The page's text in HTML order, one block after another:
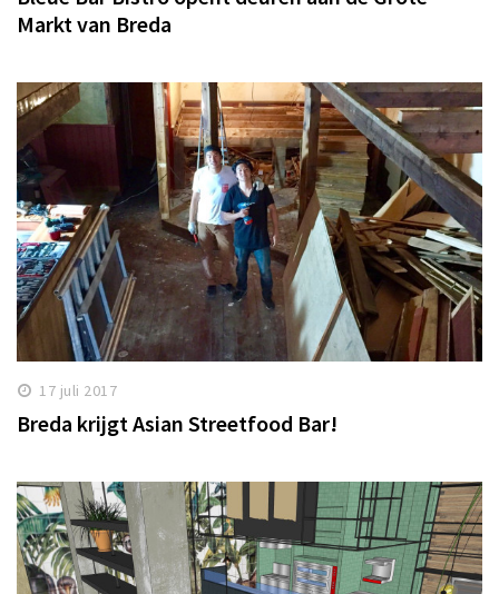
Markt van Breda
17 juli 2017
Breda krijgt Asian Streetfood Bar!